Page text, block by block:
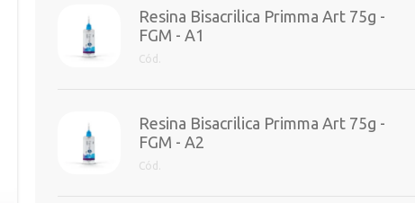
Resina Bisacrilica Primma Art 75g -
FGM - A1
Cód.
Resina Bisacrilica Primma Art 75g -
FGM - A2
Cód.